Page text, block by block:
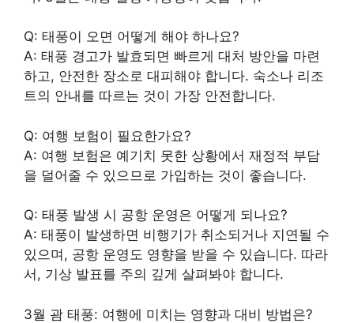
Q: 태풍이 오면 어떻게 해야 하나요?
A: 태풍 경고가 발효되면 빠르게 대처 방안을 마련
하고, 안전한 장소로 대피해야 합니다. 숙소나 리조
트의 안내를 따르는 것이 가장 안전합니다.
Q: 여행 보험이 필요한가요?
A: 여행 보험은 예기치 못한 상황에서 재정적 부담
을 덜어줄 수 있으므로 가입하는 것이 좋습니다.
Q: 태풍 발생 시 공항 운영은 어떻게 되나요?
A: 태풍이 발생하면 비행기가 취소되거나 지연될 수
있으며, 공항 운영도 영향을 받을 수 있습니다. 따라
서, 기상 발표를 주의 깊게 살펴봐야 합니다.
3월 괌 태풍: 여행에 미치는 영향과 대비 방법은?